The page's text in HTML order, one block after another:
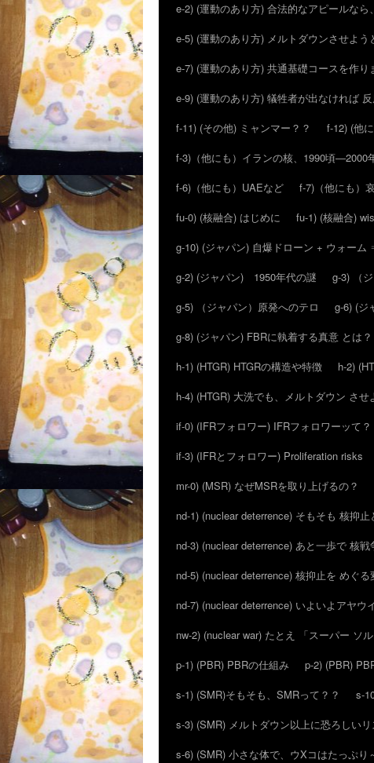
e-2) (運動のあり方) 合法的なアピールなら
e-5) (運動のあり方) メルトダウンさせよ
e-7) (運動のあり方) 共通基礎コースを作り
e-9) (運動のあり方) 犠牲者が出なければ
f-11) (その他) ミャンマー？？
f-12) (他
f-3)（他にも）イランの核、1990頃―2000
f-6)（他にも）UAEなど
f-7)（他にも）
fu-0) (核融合) はじめに
fu-1) (核融合)
g-10) (ジャパン) 自爆ドローン + ウォーム
g-2) (ジャパン) 1950年代の謎
g-3) （
g-5) （ジャパン）原発へのテロ
g-6) (ジ
g-8) (ジャパン) FBRに執着する真意 とは？
h-1) (HTGR) HTGRの構造や特徴
h-2)
h-4) (HTGR) 大洗でも、メルトダウン さ
if-0) (IFRフォロワー) IFRフォロワーッて？
if-3) (IFRとフォロワー) Proliferation risks
mr-0) (MSR) なぜMSRを取り上げるの？
nd-1) (nuclear deterrence) そもそも 核抑止
nd-3) (nuclear deterrence) あと一歩で 核
nd-5) (nuclear deterrence) 核抑止を めぐる
nd-7) (nuclear deterrence) いよいよアヤウ
nw-2) (nuclear war) たとえ 「スーパー ソ
p-1) (PBR) PBRの仕組み
p-2) (PBR)
s-1) (SMR)そもそも、SMRって？？
s-
s-3) (SMR) メルトダウン以上に恐ろしいリ
s-6) (SMR) 小さな体で、ウXコはたっぷり